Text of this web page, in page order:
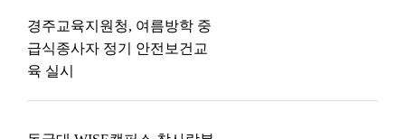
경주교육지원청, 여름방학 중
급식종사자 정기 안전보건교
육 실시